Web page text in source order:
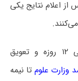
اعلام نتایج یکی
در سال جاری با توجه به جنگ تحمیلی ۱۲ روزه و تعویق
وزارت علوم تا نیمه